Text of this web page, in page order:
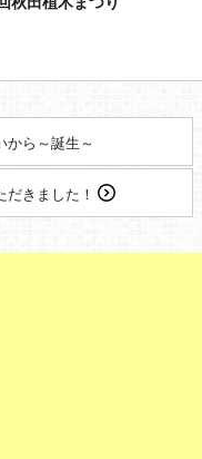
ら～誕生～
きました！